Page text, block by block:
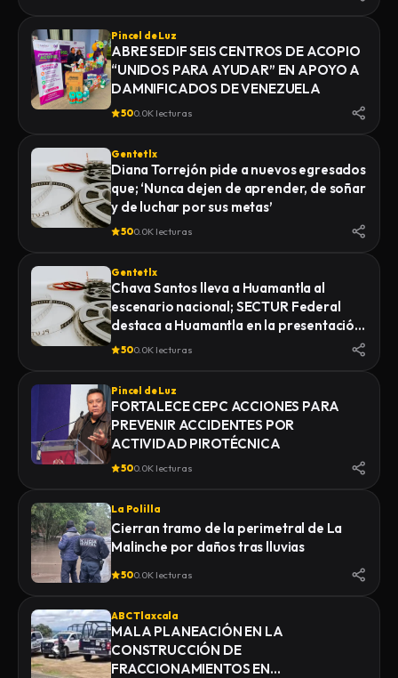
Pincel de Luz
ABRE SEDIF SEIS CENTROS DE ACOPIO
“UNIDOS PARA AYUDAR” EN APOYO A
DAMNIFICADOS DE VENEZUELA
500.0K lecturas
Gentetlx
Diana Torrejón pide a nuevos egresados
que; ‘Nunca dejen de aprender, de soñar
y de luchar por sus metas’
500.0K lecturas
Gentetlx
Chava Santos lleva a Huamantla al
escenario nacional; SECTUR Federal
destaca a Huamantla en la presentación
de su feria 2026
500.0K lecturas
Pincel de Luz
FORTALECE CEPC ACCIONES PARA
PREVENIR ACCIDENTES POR
ACTIVIDAD PIROTÉCNICA
500.0K lecturas
La Polilla
Cierran tramo de la perimetral de La
Malinche por daños tras lluvias
500.0K lecturas
ABC Tlaxcala
MALA PLANEACIÓN EN LA
CONSTRUCCIÓN DE
FRACCIONAMIENTOS EN